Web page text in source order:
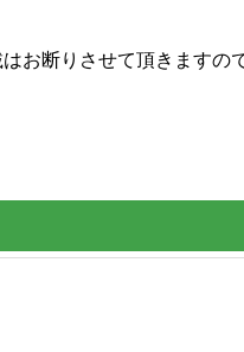
お断りさせて頂きますの